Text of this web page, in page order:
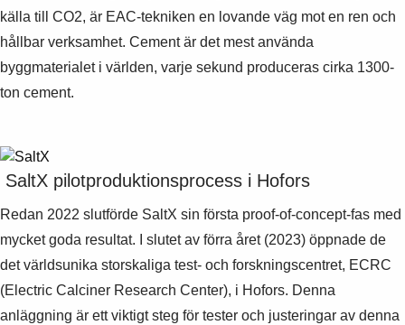
källa till CO2, är EAC-tekniken en lovande väg mot en ren och
hållbar verksamhet. Cement är det mest använda
byggmaterialet i världen, varje sekund produceras cirka 1300-
ton cement.
SaltX pilotproduktionsprocess i Hofors
Redan 2022 slutförde SaltX sin första proof-of-concept-fas med
mycket goda resultat. I slutet av förra året (2023) öppnade de
det världsunika storskaliga test- och forskningscentret, ECRC
(Electric Calciner Research Center), i Hofors. Denna
anläggning är ett viktigt steg för tester och justeringar av denna